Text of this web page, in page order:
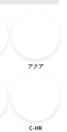
アクア
C-HR